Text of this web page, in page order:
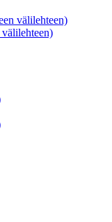
välilehteen)